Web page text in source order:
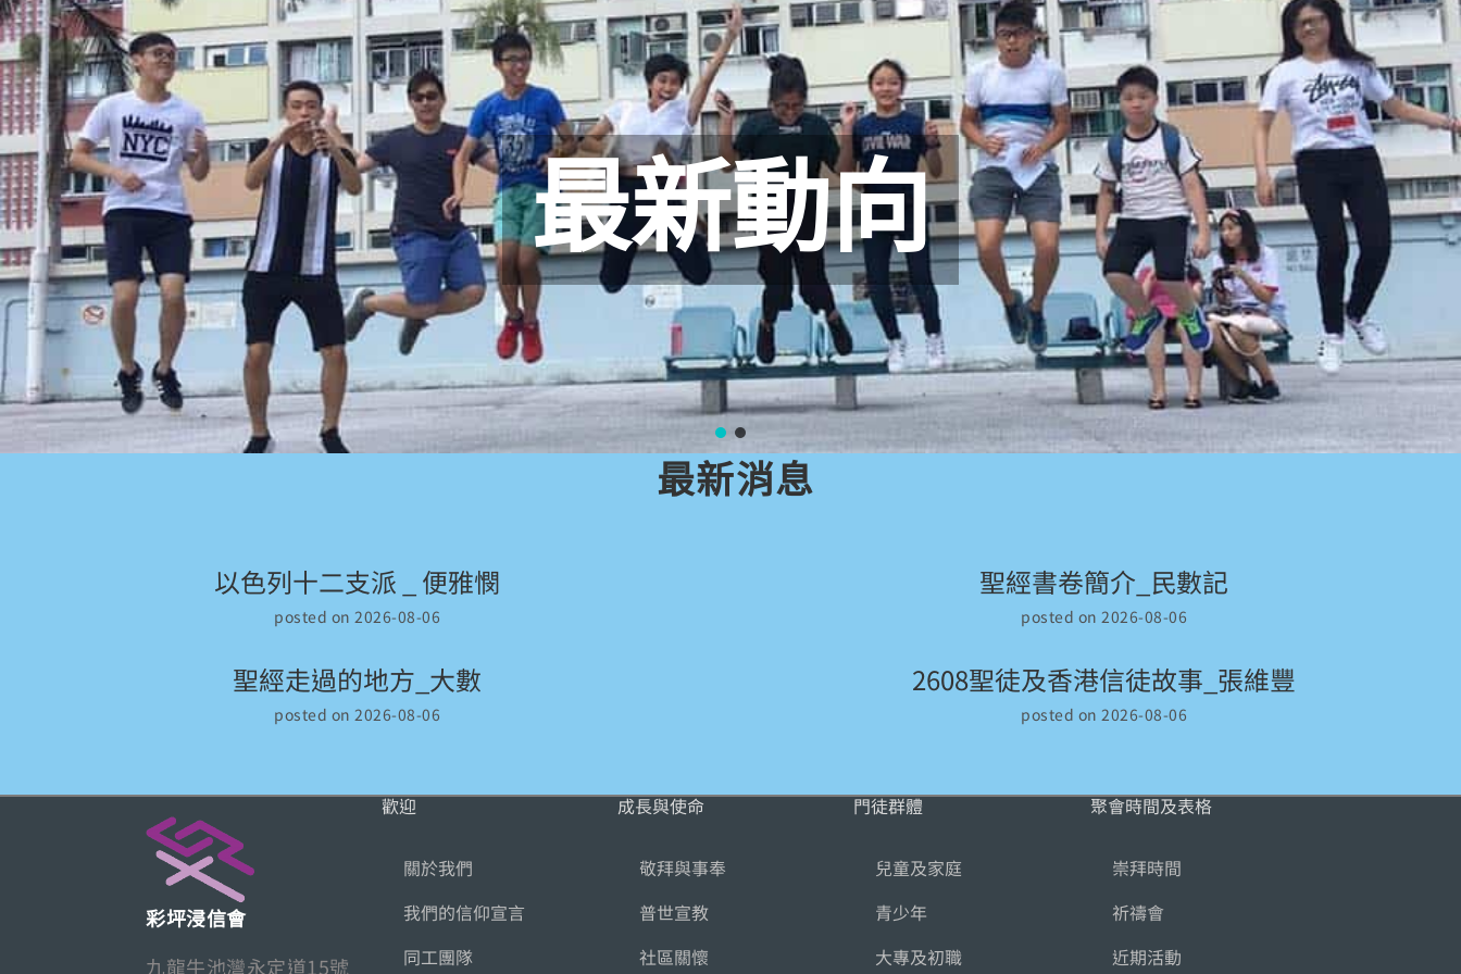
最新動向
最新消息
以色列十二支派 _ 便雅憫
posted on 2026-08-06
聖經書卷簡介_民數記
posted on 2026-08-06
聖經走過的地方_大數
posted on 2026-08-06
2608聖徒及香港信徒故事_張維豐
posted on 2026-08-06
彩坪浸信會
九龍牛池灣永定道15號
歡迎
關於我們
我們的信仰宣言
同工團隊
成長與使命
敬拜與事奉
普世宣教
社區關懷
門徒群體
兒童及家庭
青少年
大專及初職
聚會時間及表格
崇拜時間
祈禱會
近期活動